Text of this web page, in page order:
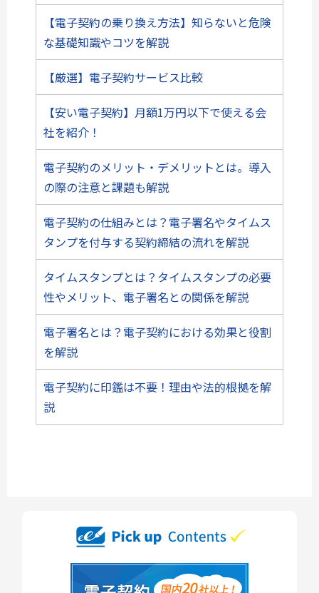
【電子契約の乗り換え方法】知らないと危険
な基礎知識やコツを解説
【厳選】電子契約サービス比較
【安い電子契約】月額1万円以下で使える会
社を紹介！
電子契約のメリット・デメリットとは。導入
の際の注意と課題も解説
電子契約の仕組みとは？電子署名やタイムス
タンプを付与する契約締結の流れを解説
タイムスタンプとは？タイムスタンプの必要
性やメリット、電子署名との関係を解説
電子署名とは？電子契約における効果と役割
を解説
電子契約に印鑑は不要！理由や法的根拠を解
説